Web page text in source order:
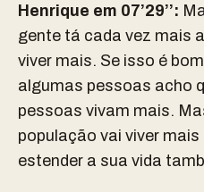
Henrique em 07’29’’:
gente tá cada vez mais
viver mais. Se isso é
algumas pessoas acho
pessoas vivam mais.
população vai viver
estender a sua vida